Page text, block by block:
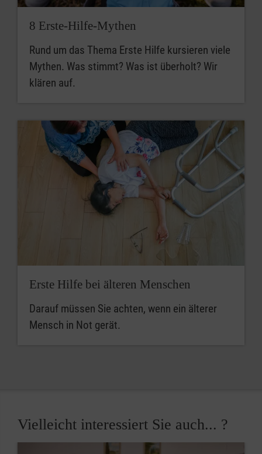
8 Erste-Hilfe-Mythen
Rund um das Thema Erste Hilfe kursieren viele
Mythen. Was stimmt? Was ist überholt? Wir
klären auf.
Erste Hilfe bei älteren Menschen
Darauf müssen Sie achten, wenn ein älterer
Mensch in Not gerät.
Vielleicht interessiert Sie auch... ?